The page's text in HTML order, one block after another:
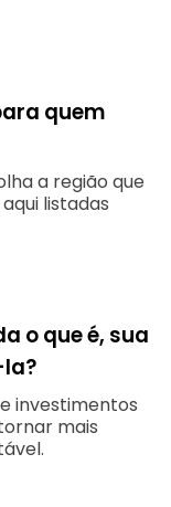
quem
a região que
listadas
o que é, sua
investimentos
mais